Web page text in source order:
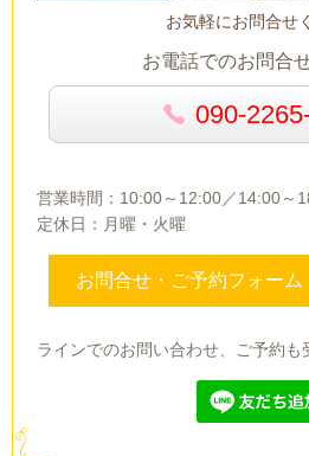
お気軽にお問合せ
お電話でのお問合
090-
営業時間：10:00～12:00／14:00～
定休日：月曜・火曜
お問合せ・ご予約フォーム
ラインでのお問い合わせ、ご予約も